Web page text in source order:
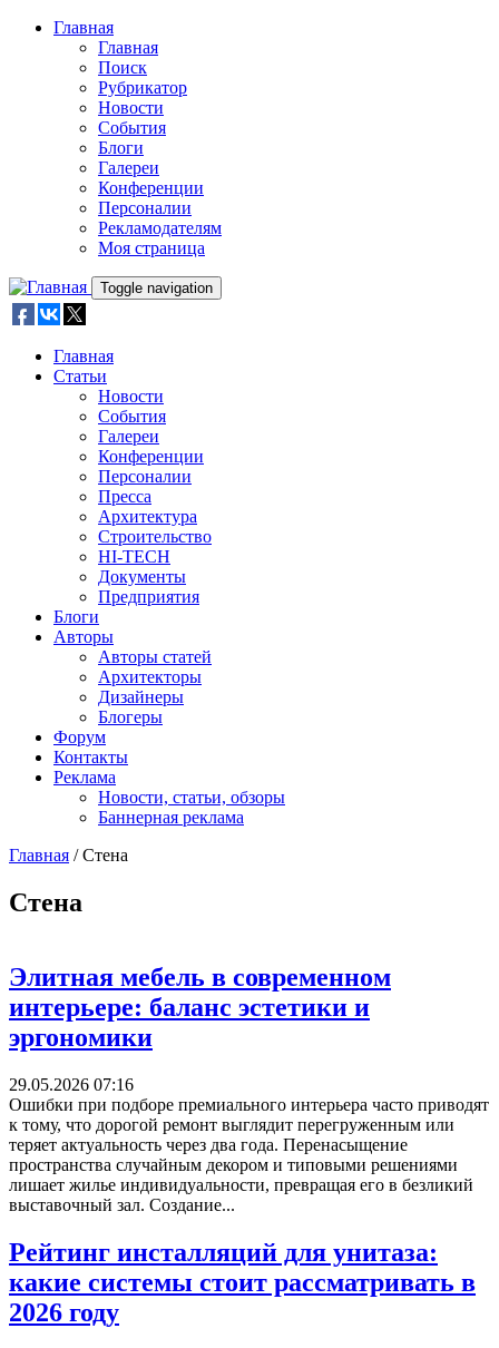
Skip to main content
Главная
Главная
Поиск
Рубрикатор
Новости
События
Блоги
Галереи
Конференции
Персоналии
Рекламодателям
Моя страница
Toggle navigation
Главная
Статьи
Новости
События
Галереи
Конференции
Персоналии
Пресса
Архитектура
Строительство
HI-TECH
Документы
Предприятия
Блоги
Авторы
Авторы статей
Архитекторы
Дизайнеры
Блогеры
Форум
Контакты
Реклама
Новости, статьи, обзоры
Баннерная реклама
Главная / Стена
Стена
Элитная мебель в современном
интерьере: баланс эстетики и
эргономики
29.05.2026 07:16
Ошибки при подборе премиального интерьера часто приводят
к тому, что дорогой ремонт выглядит перегруженным или
теряет актуальность через два года. Перенасыщение
пространства случайным декором и типовыми решениями
лишает жилье индивидуальности, превращая его в безликий
выставочный зал. Создание...
Рейтинг инсталляций для унитаза:
какие системы стоит рассматривать в
2026 году